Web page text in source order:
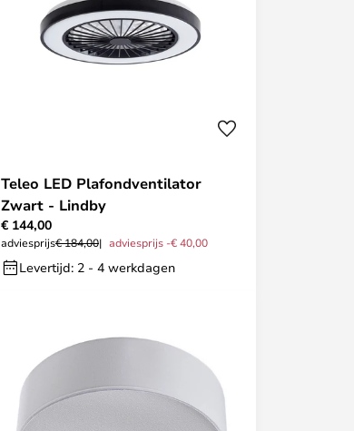
Teleo LED Plafondventilator
Zwart - Lindby
€ 144,00
adviesprijs€ 184,00 adviesprijs -€ 40,00
Levertijd: 2 - 4 werkdagen